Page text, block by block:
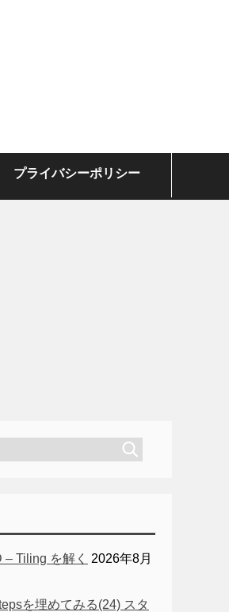
プライバシーポリシー
– Tiling を解く
2026年8月
を埋めてみる(24) スタ